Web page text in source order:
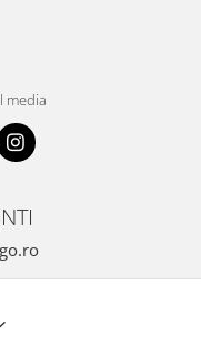
media